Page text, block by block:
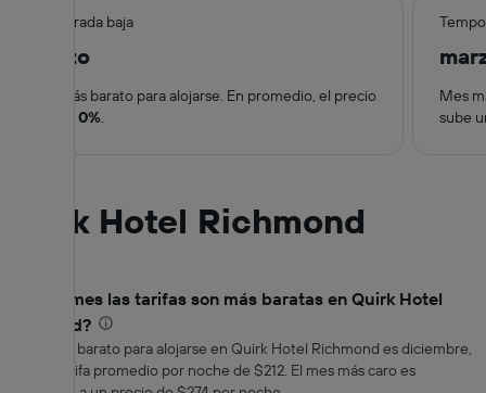
Temporada baja
marzo
Mes más barato para alojarse. En promedio, el precio
0%.
Mes
sube
Quirk Hotel Richmond
¿En qué mes las tarifas son más baratas en Quirk Hotel
Richmond?
El mes más barato para alojarse en Quirk Hotel Richmond es diciembre,
con una tarifa promedio por noche de $212. El mes más caro es